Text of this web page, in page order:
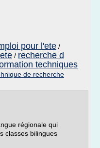
pour l'ete /
/ recherche d
techniques
de recherche
régionale qui
classes bilingues